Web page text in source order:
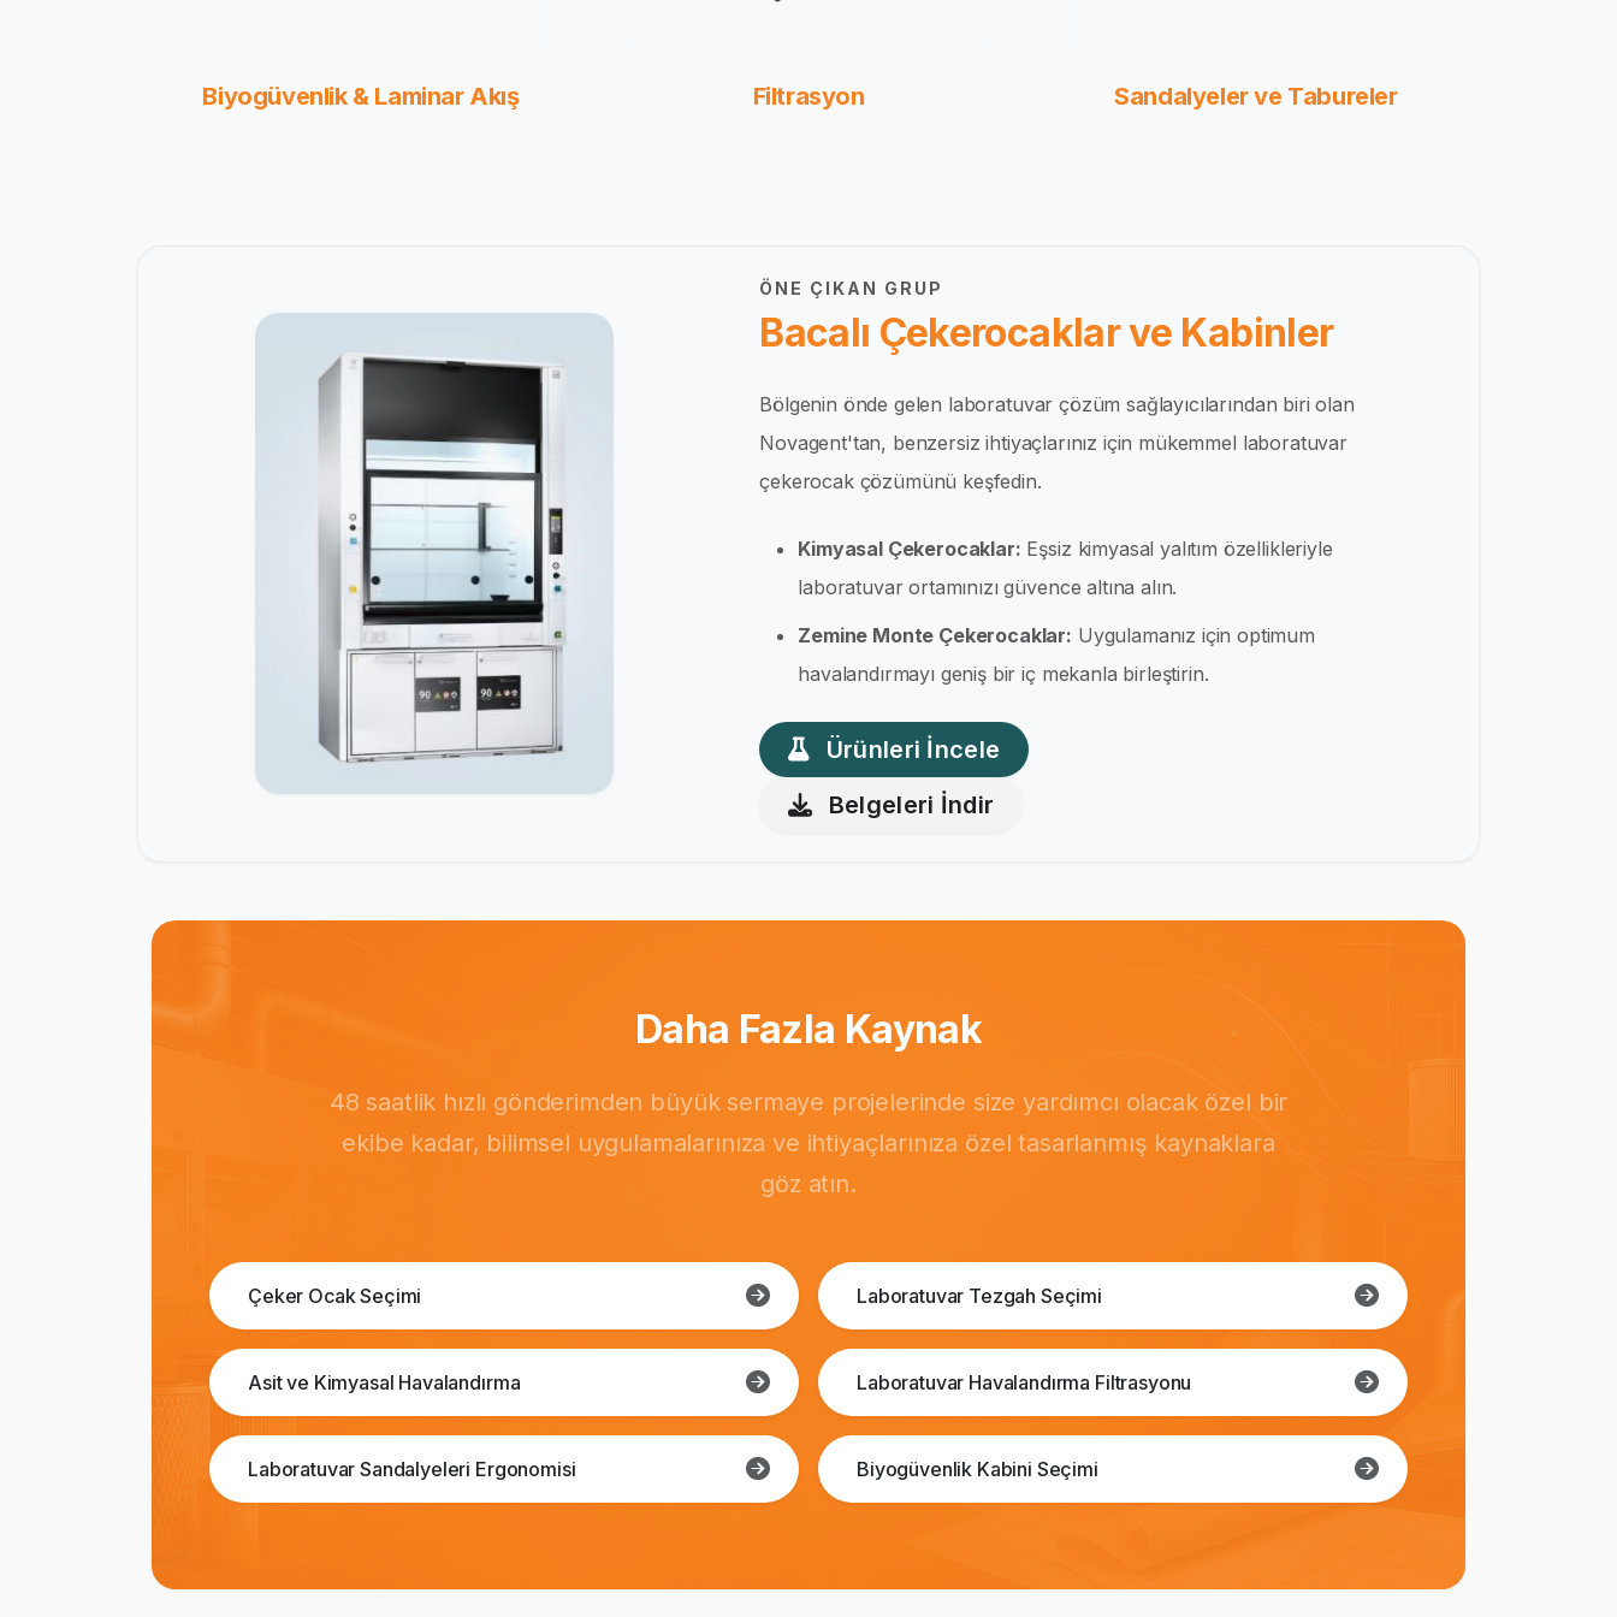
Biyogüvenlik & Laminar Akış Filtrasyon Sandalyeler ve Tabureler
ÖNE ÇIKAN GRUP
Bacalı Çekerocaklar ve Kabinler
Bölgenin önde gelen laboratuvar çözüm sağlayıcılarından biri olan
Novagent'tan, benzersiz ihtiyaçlarınız için mükemmel laboratuvar
çekerocak çözümünü keşfedin.
Kimyasal Çekerocaklar: Eşsiz kimyasal yalıtım özellikleriyle
laboratuvar ortamınızı güvence altına alın.
Zemine Monte Çekerocaklar: Uygulamanız için optimum
havalandırmayı geniş bir iç mekanla birleştirin.
Ürünleri İncele
Belgeleri İndir
Daha Fazla Kaynak
48 saatlik hızlı gönderimden büyük sermaye projelerinde size yardımcı olacak özel bir
ekibe kadar, bilimsel uygulamalarınıza ve ihtiyaçlarınıza özel tasarlanmış kaynaklara
göz atın.
Çeker Ocak Seçimi Laboratuvar Tezgah Seçimi
Asit ve Kimyasal Havalandırma Laboratuvar Havalandırma Filtrasyonu
Laboratuvar Sandalyeleri Ergonomisi Biyogüvenlik Kabini Seçimi